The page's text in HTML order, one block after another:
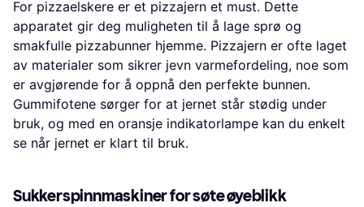
For pizzaelskere er et pizzajern et must. Dette
apparatet gir deg muligheten til å lage sprø og
smakfulle pizzabunner hjemme. Pizzajern er ofte laget
av materialer som sikrer jevn varmefordeling, noe som
er avgjørende for å oppnå den perfekte bunnen.
Gummifotene sørger for at jernet står stødig under
bruk, og med en oransje indikatorlampe kan du enkelt
se når jernet er klart til bruk.
Sukkerspinnmaskiner for søte øyeblikk